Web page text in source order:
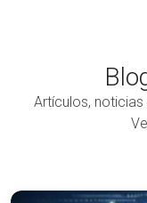
Artículos,